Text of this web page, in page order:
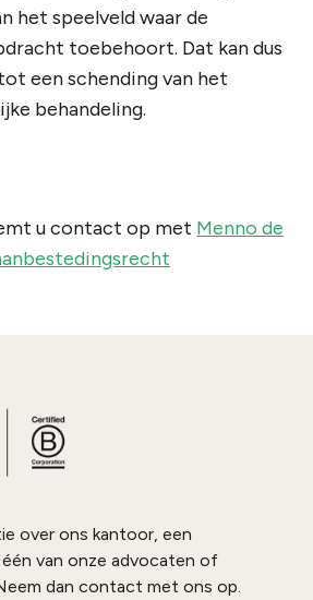
het speelveld waar de
toebehoort. Dat kan dus
een schending van het
behandeling.
u contact op met Menno de
over ons kantoor, een
van onze advocaten of
dan contact met ons op.